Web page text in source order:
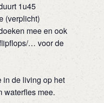
1u45
(verplicht)
mee en ook
… voor de
in de living op het
waterfles mee.